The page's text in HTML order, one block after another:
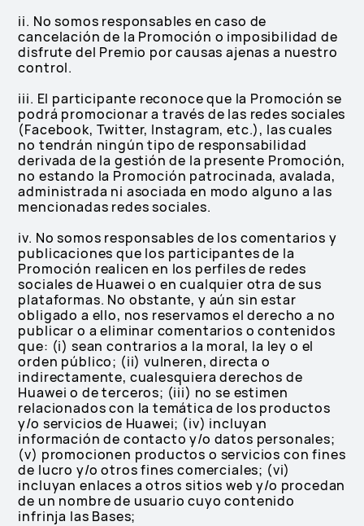
ii. No somos responsables en caso de
cancelación de la Promoción o imposibilidad de
disfrute del Premio por causas ajenas a nuestro
control.
iii. El participante reconoce que la Promoción se
podrá promocionar a través de las redes sociales
(Facebook, Twitter, Instagram, etc.), las cuales
no tendrán ningún tipo de responsabilidad
derivada de la gestión de la presente Promoción,
no estando la Promoción patrocinada, avalada,
administrada ni asociada en modo alguno a las
mencionadas redes sociales.
iv. No somos responsables de los comentarios y
publicaciones que los participantes de la
Promoción realicen en los perfiles de redes
sociales de Huawei o en cualquier otra de sus
plataformas. No obstante, y aún sin estar
obligado a ello, nos reservamos el derecho a no
publicar o a eliminar comentarios o contenidos
que: (i) sean contrarios a la moral, la ley o el
orden público; (ii) vulneren, directa o
indirectamente, cualesquiera derechos de
Huawei o de terceros; (iii) no se estimen
relacionados con la temática de los productos
y/o servicios de Huawei; (iv) incluyan
información de contacto y/o datos personales;
(v) promocionen productos o servicios con fines
de lucro y/o otros fines comerciales; (vi)
incluyan enlaces a otros sitios web y/o procedan
de un nombre de usuario cuyo contenido
infrinja las Bases;